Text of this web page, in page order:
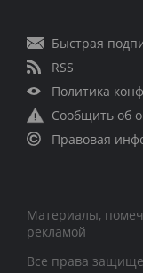
Быстрая
RSS
Политика
Сообщить об
Правовая
Материалы,
рекламой
Все права